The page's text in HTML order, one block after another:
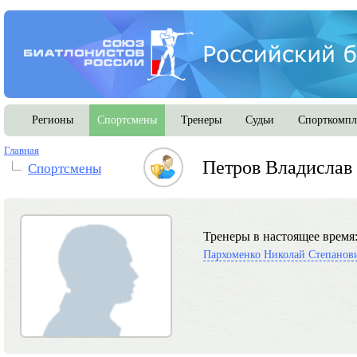
Регионы Спортсмены Тренеры Судьи
Главная
Спортсмены Петров
Тренеры в настоящее время:
Пархоменко Николай